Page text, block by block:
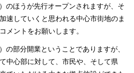
のほうが先行オープンされますが、そ
速していくと思われる中心市街地のま
メントをお願いします。
の部分開業ということでありますが、
中心部に対して、市民や、そして県